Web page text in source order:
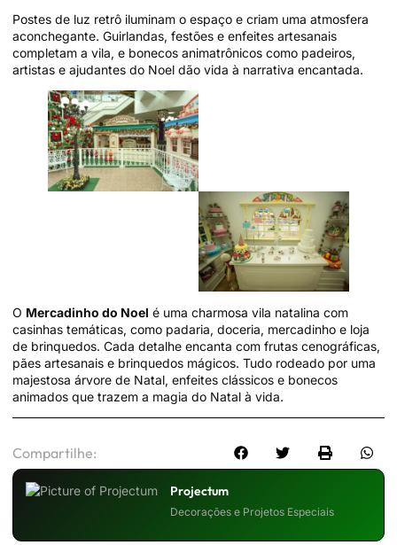
Postes de luz retrô iluminam o espaço e criam uma atmosfera
aconchegante. Guirlandas, festões e enfeites artesanais
completam a vila, e bonecos animatrônicos como padeiros,
artistas e ajudantes do Noel dão vida à narrativa encantada.
O Mercadinho do Noel é uma charmosa vila natalina com
casinhas temáticas, como padaria, doceria, mercadinho e loja
de brinquedos. Cada detalhe encanta com frutas cenográficas,
pães artesanais e brinquedos mágicos. Tudo rodeado por uma
majestosa árvore de Natal, enfeites clássicos e bonecos
animados que trazem a magia do Natal à vida.
Compartilhe:
Projectum
Decorações e Projetos Especiais